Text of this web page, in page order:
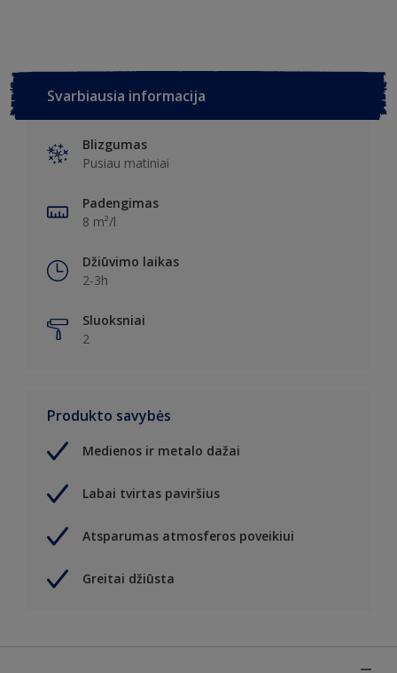
Svarbiausia informacija
Blizgumas
Pusiau matiniai
Padengimas
8 m²/l
Džiūvimo laikas
2-3h
Sluoksniai
2
Produkto savybės
Medienos ir metalo dažai
Labai tvirtas paviršius
Atsparumas atmosferos poveikiui
Greitai džiūsta